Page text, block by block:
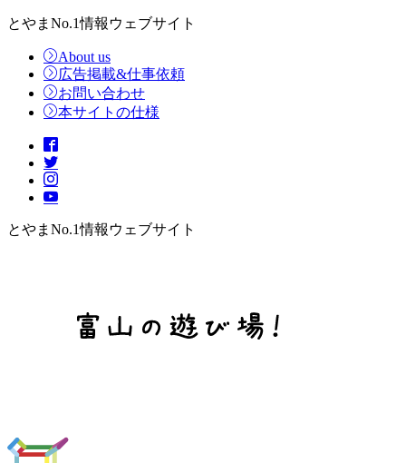
とやまNo.1情報ウェブサイト
About us
広告掲載&仕事依頼
お問い合わせ
本サイトの仕様
とやまNo.1情報ウェブサイト